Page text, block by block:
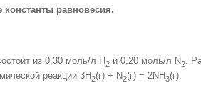
константы равновесия.
из 0,30 моль/л H2 и 0,20 моль/л N2 .
реакции 3H2(г) + N2(г) = 2NH3(г).